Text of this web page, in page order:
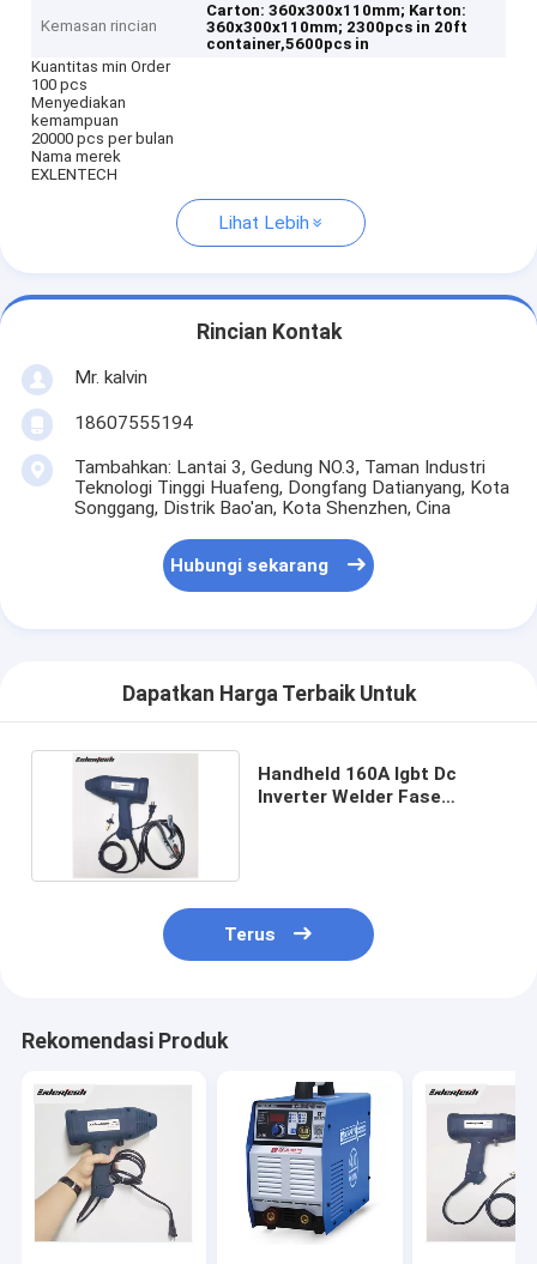
Kemasan rincian
Carton: 360x300x110mm; Karton:
360x300x110mm; 2300pcs in 20ft
container,5600pcs in
Kuantitas min Order
100 pcs
Menyediakan
kemampuan
20000 pcs per bulan
Nama merek
EXLENTECH
Lihat Lebih
Rincian Kontak
Mr. kalvin
18607555194
Tambahkan: Lantai 3, Gedung NO.3, Taman Industri
Teknologi Tinggi Huafeng, Dongfang Datianyang, Kota
Songgang, Distrik Bao'an, Kota Shenzhen, Cina
Hubungi sekarang
Dapatkan Harga Terbaik Untuk
Handheld 160A Igbt Dc
Inverter Welder Fase
Terus
Rekomendasi Produk